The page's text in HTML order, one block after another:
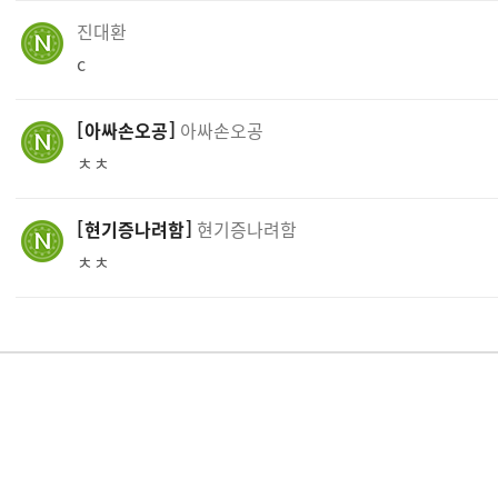
진대환
c
아싸손오공 아싸손오공
ㅊㅊ
현기증나려함 현기증나려함
ㅊㅊ